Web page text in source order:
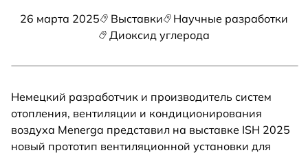
26 марта 2025 Выставки
Научные разработки
Диоксид углерода
Немецкий разработчик и производитель систем
отопления, вентиляции и кондиционирования
воздуха Menerga представил на выставке ISH 2025
новый прототип вентиляционной установки для